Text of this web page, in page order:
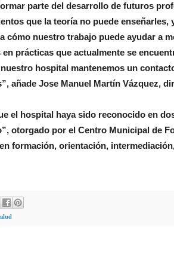
parte del desarrollo de futuros
que la teoría no puede enseñarles,
cómo nuestro trabajo puede ayudar a
prácticas que actualmente se
hospital mantenemos un
añade Jose Manuel Martín Vázquez,
el hospital haya sido reconocido en
otorgado por el Centro Municipal de
formación, orientación,